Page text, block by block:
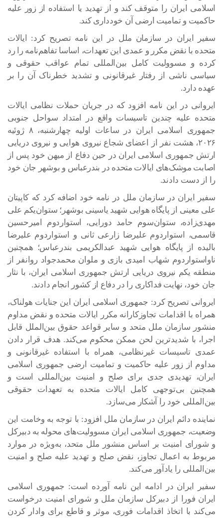
اسلامی ایران را متوقف کند و از تهدید یا استفاده از زور علیه
حاکمیت و تمامیت ارضی آن خودداری کند.
سفیر ایران در سازمان ملل در این نامه تصریح کرد: ایالات
متحده با نقض مکرر و عمدی این تعهدات، اساسا تفاهم‌نامه را رد
کرده و مسوولیت کامل بین‌المللی تمام عواقب حقوقی و
سیاسی ناشی از رفتار غیرقانونی و تشدید خطرناک آن را بر
عهده دارد.
ایروانی در این نامه افزود که در جریان حملات نظامی ایالات
متحده علیه چندین تاسیسات واقع در امتداد سواحل جنوبی
جمهوری اسلامی ایران در ساعات اولیه چهارشنبه، ۸ ژوئیه
۲۰۲۶، هشت نفر از اعضای شجاع نیروی هوایی و نیروی دریایی
ارتش جمهوری اسلامی ایران در حین دفاع از میهن خود پس از
اصابت موشک‌های ایالات متحده در بندرعباس و بوشهر جان خود
را از دست دادند.
سفیر ایران در سازمان ملل در نامه خود اضافه کرد که کاپیتان
علی معینی از پایگاه هوایی شهید یاسینی بوشهر؛ ستوان‌یکم علی
مهدی‌زاده، ستوان‌سوم حامد دورایی، استواردوم امیرحسین
قاسمی، استواردوم علیرضا زارعی ثانی و استواردوم علیرضا
بالیده از پایگاه هوایی شهید عبدالکریمی بندرعباس؛ همچنین
ناواستواردوم شهاب امیدی بازی و ملوان محمدجواد روانفر از
منطقه یکم نیروی دریایی ارتش جمهوری اسلامی ایران، با نثار
جان خود، نهایت فداکاری را در دفاع از کشور انجام دادند.
ایروانی تصریح کرد: جمهوری اسلامی ایران این جنایات هولناک،
همراه با اقدامات تجاوزکارانه مکرر ایالات متحده و نقض مداوم
منشور سازمان ملل متحد و سایر قواعد حقوق بین‌الملل قابل
اجرا، با شدیدترین لحن ممکن محکوم می‌کند. هدف قرار دادن
عمدی تاسیسات غیرنظامی، همراه با استفاده غیرقانونی و
مداوم از زور علیه حاکمیت و تمامیت ارضی جمهوری اسلامی
ایران، تهدیدی جدی برای صلح و امنیت بین‌المللی است و
همچنین بی‌توجهی کامل ایالات متحده به تعهدات حقوقی
بین‌المللی خود را آشکار می‌سازد.
نماینده دائم ایران در سازمان ملل افزود: با توجه به وخامت این
وضعیت، جمهوری اسلامی ایران مسوولیت‌های محوله به دبیرکل
و شورای امنیت بر اساس منشور ملل متحد، به‌ویژه در موارد
مربوط به اعمال تجاوز، نقض صلح و تهدید علیه صلح و امنیت
بین‌المللی را یادآور می‌کند.
سفیر ایران در ادامه این نامه آورده است: جمهوری اسلامی
ایران فورا از دبیرکل سازمان ملل و شورای امنیت درخواست
می‌کند با اتخاذ اقدامات فوری، موثر و قاطع برای وادار کردن